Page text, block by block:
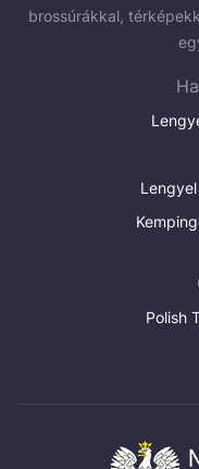
brossúrákkal,
Polish